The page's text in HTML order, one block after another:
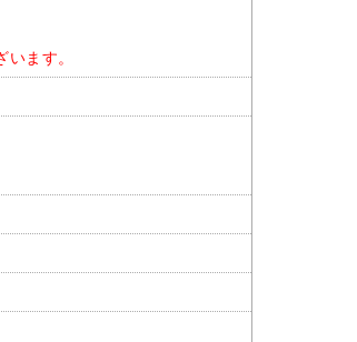
ます。